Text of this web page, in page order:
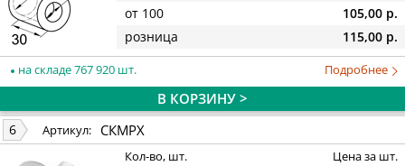
от 100
105,00 р.
розница
115,00 р.
на складе 767 920 шт. Подробнее
В КОРЗИНУ >
6 Артикул: СКМРХ
Кол-во, шт. Цена за шт.